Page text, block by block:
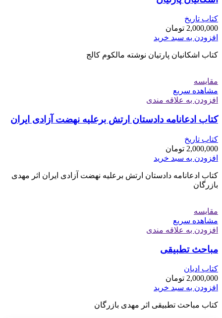
کتاب تاریخ
2,000,000 تومان
افزودن به سبد خرید
کتاب اشکانیان پارتیان نوشته مالکوم کالج
مقایسه
مشاهده سریع
افزودن به علاقه مندی
کتاب ادعانامه دادستان ارتش برعلیه نهضت آزادی ایران
کتاب تاریخ
2,000,000 تومان
افزودن به سبد خرید
کتاب ادعانامه دادستان ارتش برعلیه نهضت آزادی ایران اثر مهدی
بازرگان
مقایسه
مشاهده سریع
افزودن به علاقه مندی
مباحث تطبیقی
کتاب ادیان
2,000,000 تومان
افزودن به سبد خرید
کتاب مباحث تطبیقی اثر مهدی بازرگان